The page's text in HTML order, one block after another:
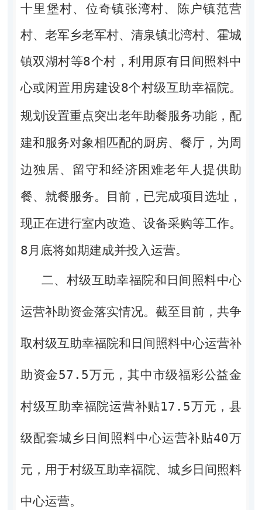
十里堡村、位奇镇张湾村、陈户镇范营
村、老军乡老军村、清泉镇北湾村、霍城
镇双湖村等8个村，利用原有日间照料中
心或闲置用房建设8个村级互助幸福院。
规划设置重点突出老年助餐服务功能，配
建和服务对象相匹配的厨房、餐厅，为周
边独居、留守和经济困难老年人提供助
餐、就餐服务。目前，已完成项目选址，
现正在进行室内改造、设备采购等工作。
8 月底将如期建成并投入运营。
二、村级互助幸福院和日间照料中心
运营补助资金落实情况。截至目前，共争
取村级互助幸福院和日间照料中心运营补
助资金57.5万元，其中市级福彩公益金
村级互助幸福院运营补贴17.5万元，县
级配套城乡日间照料中心运营补贴40万
元，用于村级互助幸福院、城乡日间照料
中心运营。